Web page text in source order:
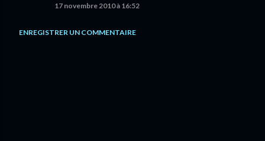
17 novembre 2010 à 16:52
ENREGISTRER UN COMMENTAIRE